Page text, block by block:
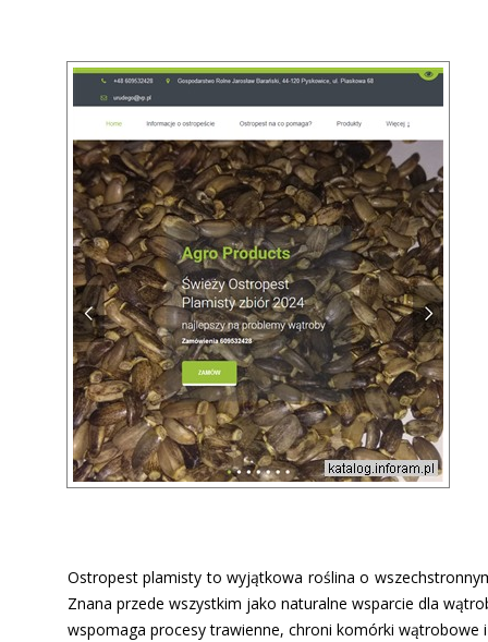
Ostropest plamisty to wyjątkowa roślina o
Znana przede wszystkim jako naturalne wsparcie dla
wspomaga procesy trawienne, chroni komórki wątrobowe